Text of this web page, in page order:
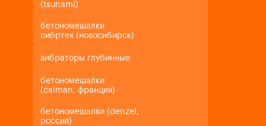
(tsunami)
бетономешалки
сибртех (новосибирск)
вибраторы глубинные
бетономешалки
(caiman, франция)
бетономешалки (denzel,
россия)